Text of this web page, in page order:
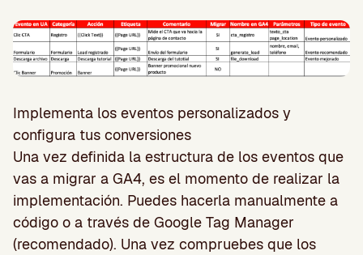
Implementa los eventos personalizados y
configura tus conversiones
Una vez definida la estructura de los eventos que
vas a migrar a GA4, es el momento de realizar la
implementación. Puedes hacerla manualmente a
código o a través de Google Tag Manager
(recomendado). Una vez compruebes que los